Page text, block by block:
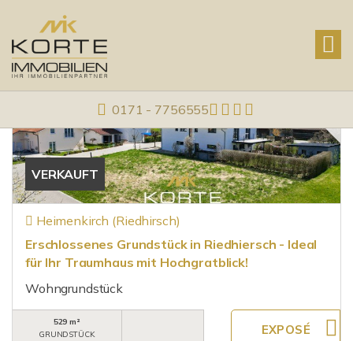
0171 - 7756555
Objekte:7
VERKAUFT
Heimenkirch (Riedhirsch)
Erschlossenes Grundstück in Riedhiersch - Ideal
für Ihr Traumhaus mit Hochgratblick!
Wohngrundstück
529 m²
GRUNDSTÜCK